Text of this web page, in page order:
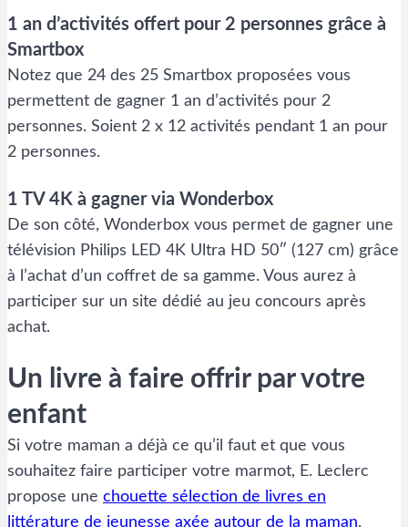
1 an d’activités offert pour 2 personnes grâce à
Smartbox
Notez que 24 des 25 Smartbox proposées vous
permettent de gagner 1 an d’activités pour 2
personnes. Soient 2 x 12 activités pendant 1 an pour
2 personnes.
1 TV 4K à gagner via Wonderbox
De son côté, Wonderbox vous permet de gagner une
télévision Philips LED 4K Ultra HD 50″ (127 cm) grâce
à l’achat d’un coffret de sa gamme. Vous aurez à
participer sur un site dédié au jeu concours après
achat.
Un livre à faire offrir par votre
enfant
Si votre maman a déjà ce qu’il faut et que vous
souhaitez faire participer votre marmot, E. Leclerc
propose une chouette sélection de livres en
littérature de jeunesse axée autour de la maman.